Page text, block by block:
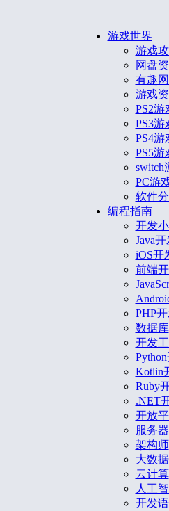
游戏世界
游戏
网盘
有趣
游戏
PS2游
PS3游
PS4游
PS5游
switch
PC游
软件
编程指南
开发
Java开
iOS开
前端
PHP
数据库
开发
Kotlin
Ruby
.NET
开放
服务
架构师
大数据
云计算
人工
开发